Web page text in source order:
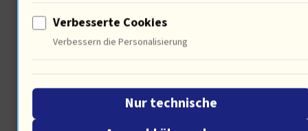
NAHER OSTEN
Felsenstadt Petra,
Wüste &
Verbesserte Cookies
Verbessern die Personalisierung
Nur technische